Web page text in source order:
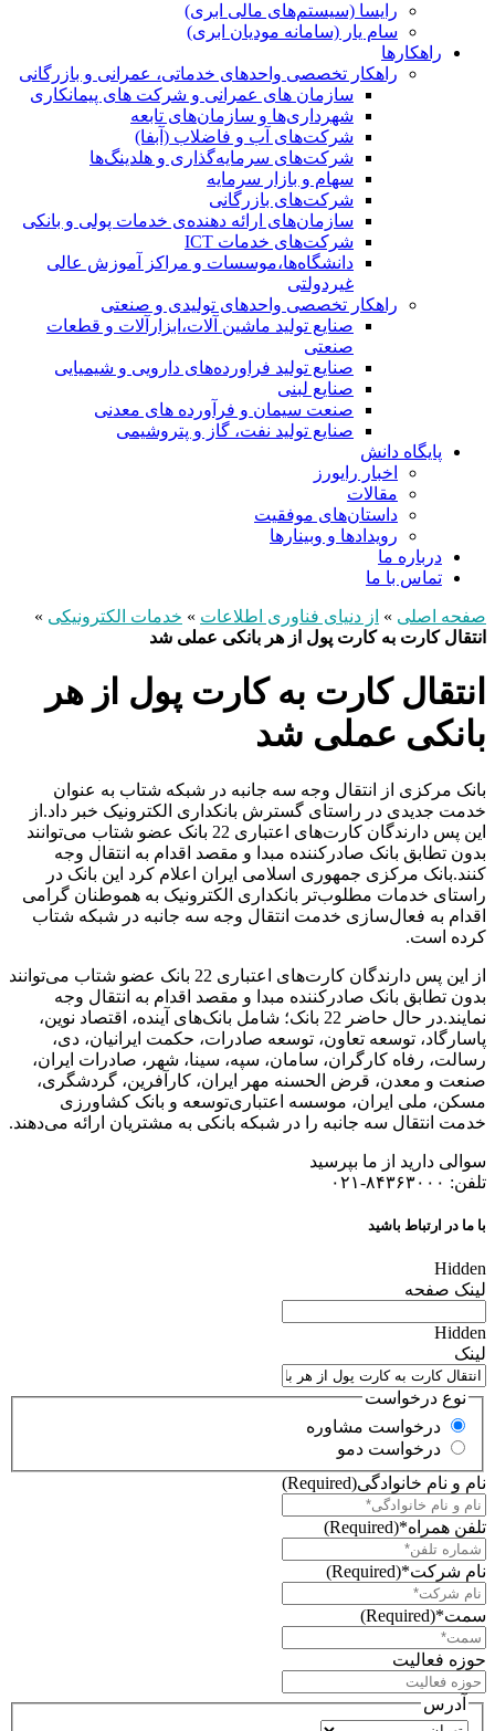
رایسا (سیستم‌های مالی ابری)
سام یار (سامانه مودیان ابری)
راهکارها
راهکار تخصصی واحدهای خدماتی، عمرانی و بازرگانی
سازمان های عمرانی و شرکت های پیمانکاری
شهرداری‌ها و سازمان‌های تابعه
شرکت‌های آب و فاضلاب (آبفا)
شرکت‌های سرمایه‌گذاری و هلدینگ‌ها
سهام و بازار سرمایه
شرکت‌های بازرگانی
سازمان‌های ارائه دهنده‌ی خدمات پولی و بانکی
شرکت‌های خدمات ICT
دانشگاه‌ها،موسسات و مراکز آموزش عالی
غیردولتی
راهکار تخصصی واحدهای تولیدی و صنعتی
صنایع توليد ماشين آلات،ابزارآلات و قطعات
صنعتی
صنایع تولید فراورده‌های دارویی و شیمیایی
صنایع لبنی
صنعت سیمان و فرآورده های معدنی
صنایع تولید نفت، گاز و پتروشيمی
پایگاه دانش
اخبار رایورز
مقالات
داستان‌های موفقیت
رویدادها و وبینارها
درباره ما
تماس با ما
صفحه اصلی » از دنیای فناوری اطلاعات » خدمات الکترونیکی »
انتقال کارت به کارت پول از هر بانکی عملی شد
انتقال کارت به کارت پول از هر
بانکی عملی شد
بانک مرکزی از انتقال وجه سه جانبه در شبکه شتاب به عنوان
خدمت جدیدی در راستای گسترش بانکداری الکترونیک خبر داد.از
این پس دارندگان کارت‌های اعتباری 22 بانک عضو شتاب می‌توانند
بدون تطابق بانک صادرکننده مبدا و مقصد اقدام به انتقال وجه
کنند.بانک مرکزی جمهوری اسلامی ایران اعلام کرد این بانک در
راستای خدمات مطلوب‌تر بانکداری الکترونیک به هموطنان گرامی
اقدام به فعا‌ل‌سازی خدمت انتقال وجه سه جانبه در شبکه شتاب
کرده است.
از این پس دارندگان کارت‌های اعتباری 22 بانک عضو شتاب می‌توانند
بدون تطابق بانک صادرکننده مبدا و مقصد اقدام به انتقال وجه
نمایند.در حال حاضر 22 بانک؛ شامل بانک‌های آینده، اقتصاد نوین،
پاسارگاد، توسعه تعاون، توسعه صادرات، حکمت ایرانیان، دی،
رسالت، رفاه کارگران، سامان، سپه، سینا، شهر، صادرات ایران،
صنعت و معدن، قرض الحسنه مهر ایران، کارآفرین، گردشگری،
مسکن، ملی ایران، موسسه اعتباری‌توسعه‌ و بانک کشاورزی
خدمت انتقال سه جانبه را در شبکه بانکی به مشتریان ارائه می‌دهند.
سوالی دارید از ما بپرسید
تلفن: ۸۴۳۶۳۰۰۰-۰۲۱
با ما در ارتباط باشید
Hidden
لینک صفحه
Hidden
لینک
نوع درخواست
درخواست مشاوره
درخواست دمو
نام و نام خانوادگی(Required)
تلفن همراه*(Required)
نام شرکت*(Required)
سمت*(Required)
حوزه فعالیت
آدرس